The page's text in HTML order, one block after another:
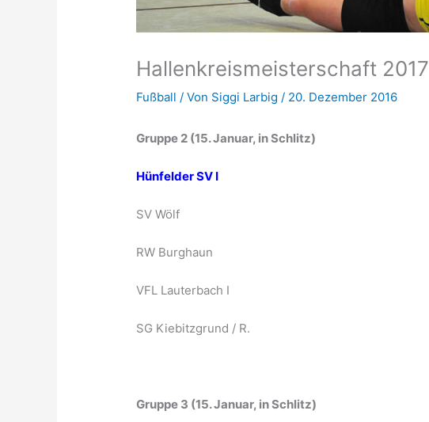
Hallenkreismeisterschaft 2017
Fußball / Von Siggi Larbig/ 20. Dezember 2016
Gruppe 2 (15. Januar, in Schlitz)
Hünfelder SV I
SV Wölf
RW Burghaun
VFL Lauterbach I
SG Kiebitzgrund / R.
Gruppe 3 (15. Januar, in Schlitz)